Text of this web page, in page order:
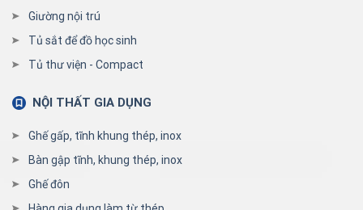
Giường nội trú
Tủ sắt để đồ học sinh
Tủ thư viện - Compact
NỘI THẤT GIA DỤNG
Ghế gấp, tĩnh khung thép, inox
Bàn gập tĩnh, khung thép, inox
Ghế đôn